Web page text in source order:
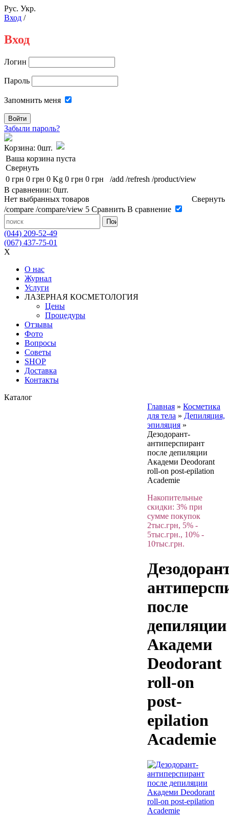
Рус. Укр.
Вход /
Вход
Логин
Пароль
Запомнить меня
Забыли пароль?
Корзина: 0шт.
Ваша корзина пуста
Свернуть
0 грн 0 грн 0 Kg 0 грн 0 грн /add /refresh /product/view
В сравнении: 0шт.
Нет выбранных товаров
Свернуть
/compare /compare/view 5 Сравнить В сравнение
(044) 209-52-49
(067) 437-75-01
X
О нас
Журнал
Услуги
ЛАЗЕРНАЯ КОСМЕТОЛОГИЯ
Цены
Процедуры
Отзывы
Фото
Вопросы
Советы
SHOP
Доставка
Контакты
Каталог
Главная » Косметика
для тела » Депиляция,
эпиляция »
Дезодорант-
антиперспирант
после депиляции
Академи Deodorant
roll-on post-epilation
Academie
Накопительные
скидки: 3% при
сумме покупок
2тыс.грн, 5% -
5тыс.грн., 10% -
10тыс.грн.
после
депиляции
Академи
Deodorant
roll-on
post-
epilation
Academie